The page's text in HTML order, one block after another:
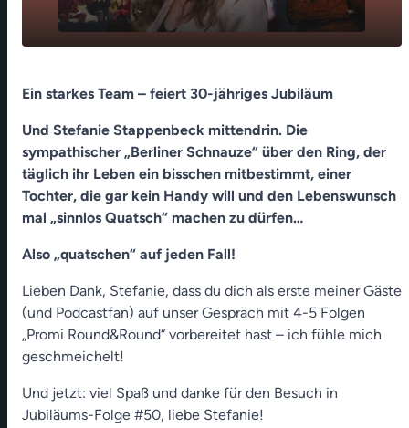
play_arrow Wie ihr Lieblings-Ring ihr beim gesund bleiben
00:00
Ein starkes Team – feiert 30-jähriges Jubiläum
Und Stefanie Stappenbeck mittendrin. Die
sympathischer „Berliner Schnauze“ über den Ring, der
täglich ihr Leben ein bisschen mitbestimmt, einer
Tochter, die gar kein Handy will und den Lebenswunsch
mal „sinnlos Quatsch“ machen zu dürfen…
Also „quatschen“ auf jeden Fall!
Lieben Dank, Stefanie, dass du dich als erste meiner Gäste
(und Podcastfan) auf unser Gespräch mit 4-5 Folgen
„Promi Round&Round“ vorbereitet hast – ich fühle mich
geschmeichelt!
Und jetzt: viel Spaß und danke für den Besuch in
Jubiläums-Folge #50, liebe Stefanie!